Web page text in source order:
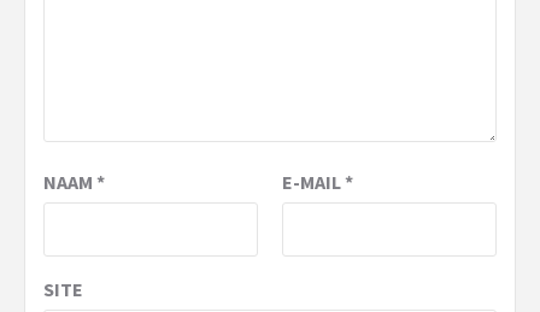
NAAM * E-MAIL*
SITE